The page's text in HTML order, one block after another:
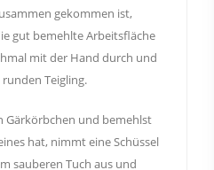
gekommen ist,
gut bemehlte Arbeitsfläche
mit der Hand durch und
Teigling.
Gärkörbchen und bemehlst
hat, nimmt eine Schüssel
sauberen Tuch aus und